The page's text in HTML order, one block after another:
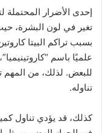
إحدى الأضرار
تغير في لون البشرة،
بسبب تراكم البيتا
علميًا باسم
للبعض. لذلك، من المهم
تناوله.
كذلك، قد يؤدي تناول